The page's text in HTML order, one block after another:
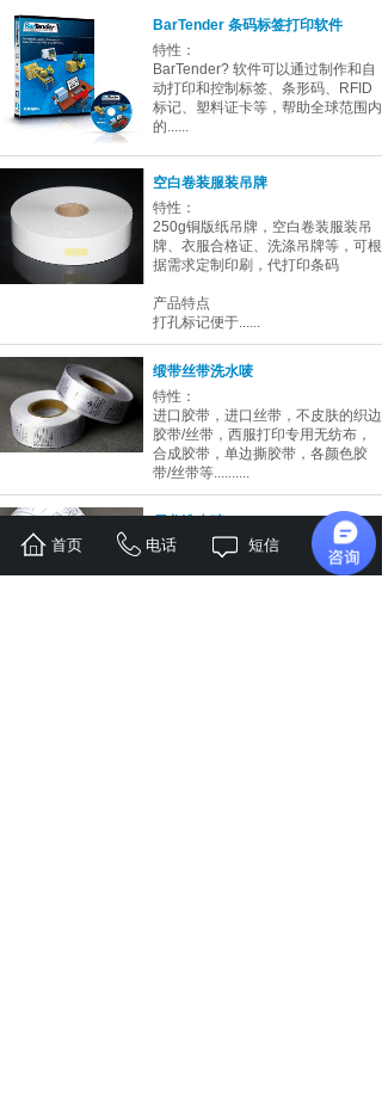
BarTender 条码标签打印软件
特性：
BarTender? 软件可以通过制作和自
动打印和控制标签、条形码、RFID
标记、塑料证卡等，帮助全球范围内
的......
空白卷装服装吊牌
特性：
250g铜版纸吊牌，空白卷装服装吊
牌、衣服合格证、洗涤吊牌等，可根
据需求定制印刷，代打印条码
产品特点
打孔标记便于......
缎带丝带洗水唛
特性：
进口胶带，进口丝带，不皮肤的织边
胶带/丝带，西服打印专用无纺布，
合成胶带，单边撕胶带，各颜色胶
带/丝带等..........
尼龙洗水唛
特性：
进口胶带，进口丝带，不皮肤的织边
首页 电话 短信 地址